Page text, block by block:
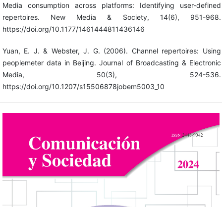
Media consumption across platforms: Identifying user-defined
repertoires. New Media & Society, 14(6), 951-968.
https://doi.org/10.1177/1461444811436146
Yuan, E. J. & Webster, J. G. (2006). Channel repertoires: Using
peoplemeter data in Beijing. Journal of Broadcasting & Electronic
Media, 50(3), 524-536.
https://doi.org/10.1207/s15506878jobem5003_10